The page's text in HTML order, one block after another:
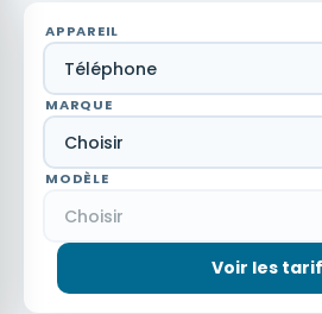
APPAREIL
MARQUE
MODÈLE
Voir les